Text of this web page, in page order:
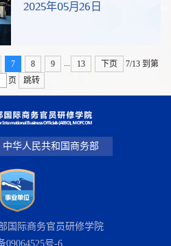
受，并出席该班结业典礼。
先生在笔记本上认真写下：
办、山西省卫生健康委人才
中心承办的“‘一带一路’国家
医院管理研修班”的第6天。在
理政的中国智慧的专题讲座
修官员找到了发展的共同答
案。“二十年前的中国VS今天
的中国”当授课专家陈彪副教
2025年05月26日
7 8 9 13 下页 7/13 到第
页
跳转
中华人民共和国商务部
国际商务官员研修学院
09064525号-6